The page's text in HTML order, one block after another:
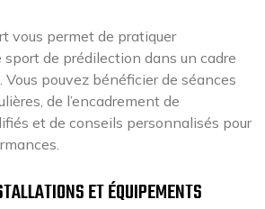
vous permet de pratiquer
de prédilection dans un cadre
Vous pouvez bénéficier de séances
de l’encadrement de
et de conseils personnalisés pour
ET ÉQUIPEMENTS